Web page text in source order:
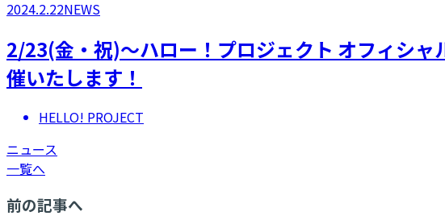
2024.2.22NEWS
2/23(金・祝)～ハロー！プロジェクト オフィシ
催いたします！
HELLO! PROJECT
ニュース
一覧へ
前の記事へ